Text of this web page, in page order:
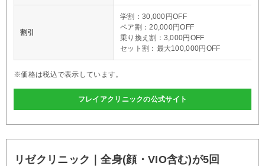
割引
学割：30,000円OFF
ペア割：20,000円OFF
乗り換え割：3,000円OFF
セット割：最大100,000円OFF
※価格は税込で表示しています。
フレイアクリニックの公式サイト
リゼクリニック｜全身(顔・VIO含む)が5回